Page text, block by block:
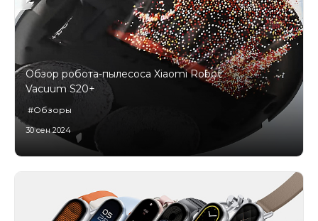
Добавляйте товары
в корзину
Оплачивайте сегодня только
% картой любого банка
Получайте товар
Оставшиеся75% будут
Обзор робота-пылесоса Xiaomi Robot
Vacuum S20+
#Обзоры
30 сен 2024